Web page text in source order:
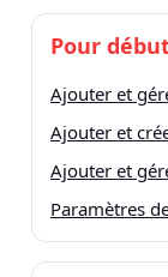
Pour
Ajouter et
Ajouter et
Ajouter et
Paramètres